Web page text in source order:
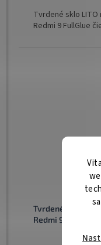
Tvrdené sklo LITO
Redmi 9 FullGlue
Tvrdené sklo
Redmi 9 5D čierne